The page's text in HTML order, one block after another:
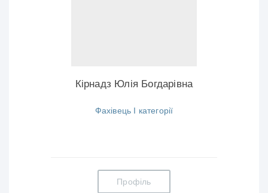
Кірнадз Юлія Богдарівна
Фахівець І категорії
Профіль